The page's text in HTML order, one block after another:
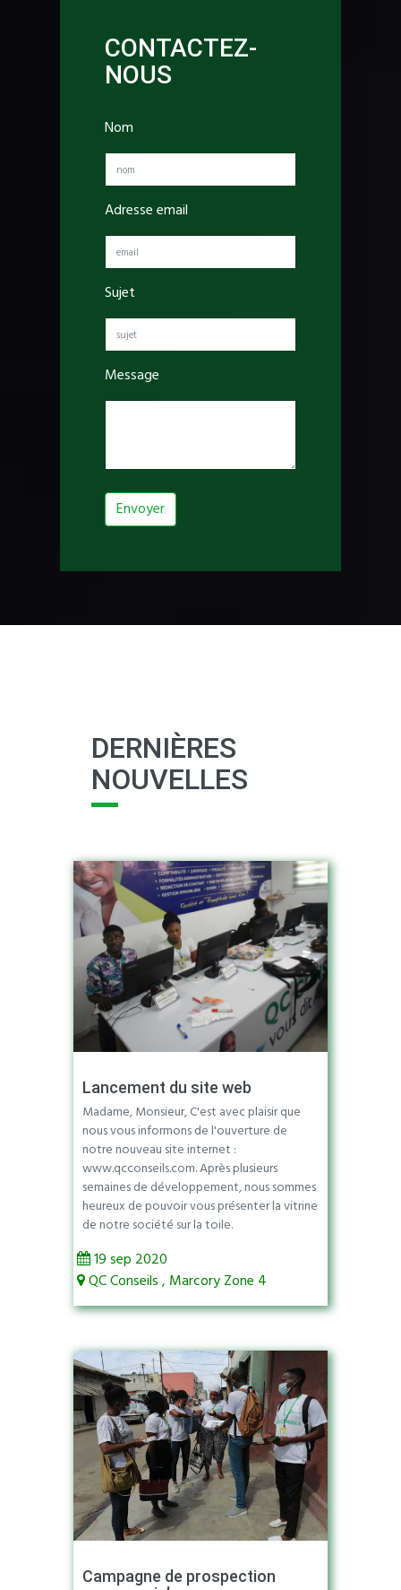
CONTACTEZ-
NOUS
Nom
Adresse email
Sujet
Message
Envoyer
DERNIÈRES
NOUVELLES
Lancement du site web
Madame, Monsieur, C'est avec plaisir que
nous vous informons de l'ouverture de
notre nouveau site internet :
www.qcconseils.com. Après plusieurs
semaines de développement, nous sommes
heureux de pouvoir vous présenter la vitrine
de notre société sur la toile.
19 sep 2020
QC Conseils , Marcory Zone 4
Campagne de prospection